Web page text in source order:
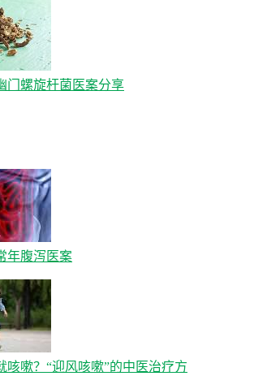
门螺旋杆菌医案分享
年腹泻医案
咳嗽？“迎风咳嗽”的中医治疗方